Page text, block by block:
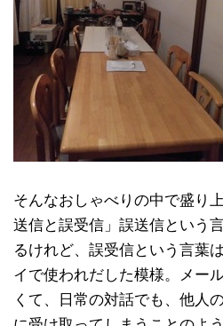
そんなおしゃべりの中で盛り
送信と誤受信」誤送信という
るけれど、誤受信という言葉
イで使われだした模様。メー
くて、日常の対話でも、他人